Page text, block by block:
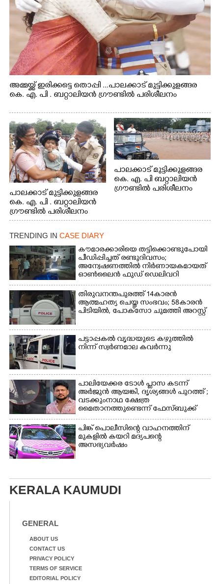
അമ്മയ്ക്ക് ഇരിക്കട്ടെ തൊപ്പി ...പാലക്കാട് മുട്ടിക്കുളങ്ങര
കെ. എ. പി . ബറ്റാലിയൻ ഗ്രൗണ്ടിൽ പരിശീലനം
പാലക്കാട് മുട്ടിക്കുളങ്ങര
കെ. എ. പി . ബറ്റാലിയൻ
ഗ്രൗണ്ടിൽ പരിശീലനം
പാലക്കാട് മുട്ടിക്കുളങ്ങര
കെ. എ. പി ബറ്റാലിയൻ
ഗ്രൗണ്ടിൽ പരിശീലനം
TRENDING IN CASE DIARY
കൗമാരക്കാരിയെ തട്ടിക്കൊണ്ടുപോയി
പീഡിപ്പിച്ചത് രണ്ടുദിവസം;
അന്വേഷണത്തിൽ നിർണായകമായത്
ഓൺലൈൻ ഫുഡ് ഡെലിവറി
തിരുവനന്തപുരത്ത് 14കാരൻ
ആത്മഹത്യ ചെയ്ത സംഭവം; 58കാരൻ
പിടിയിൽ, പോക്‌സോ ചുമത്തി അറസ്റ്റ്
പട്ടാപ്പകൽ വൃദ്ധയുടെ കഴുത്തിൽ
നിന്ന് സ്വർണമാല കവർന്നു
പാലിയേക്കര ടോൾ പ്ലാസ കടന്ന്
അർജുൻ ആയങ്കി,​ ദൃശ്യങ്ങൾ പുറത്ത് ;
വടക്കുംനാഥ ക്ഷേത്ര
മൈതാനത്തുണ്ടെന്ന് ഫേസ്ബുക്ക്
പോസ്റ്റ്
പിങ്ക് പൊലീസിന്റെ വാഹനത്തിന്
മുകളിൽ കയറി മദ്യപന്റെ
അസഭ്യവ‌ർഷം
KERALA KAUMUDI
GENERAL
ABOUT US
CONTACT US
PRIVACY POLICY
TERMS OF SERVICE
EDITORIAL POLICY